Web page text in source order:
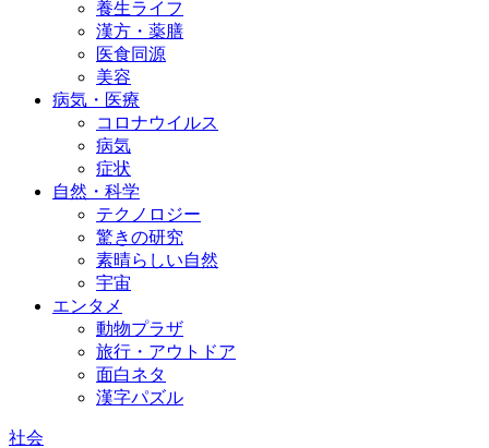
養生ライフ
漢方・薬膳
医食同源
美容
病気・医療
コロナウイルス
病気
症状
自然・科学
テクノロジー
驚きの研究
素晴らしい自然
宇宙
エンタメ
動物プラザ
旅行・アウトドア
面白ネタ
漢字パズル
社会